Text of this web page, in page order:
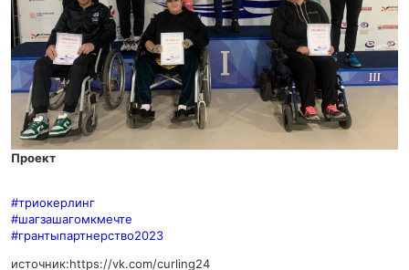
Проект
#триокерлинг
#шагзашагомкмечте
#грантыпартнерство2023
источник:https://vk.com/curling24